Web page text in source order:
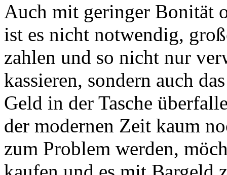
Auch mit geringer Bonität
ist es nicht notwendig,
zahlen und so nicht nur
kassieren, sondern auch
Geld in der Tasche
der modernen Zeit kaum
zum Problem werden,